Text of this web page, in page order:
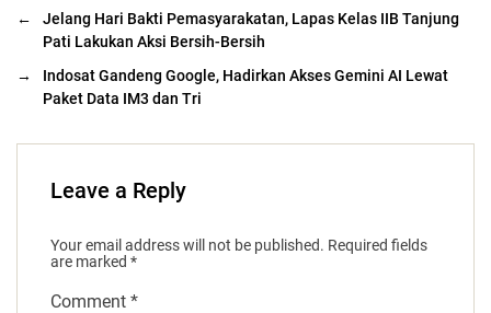
←
Jelang Hari Bakti Pemasyarakatan, Lapas Kelas IIB Tanjung
Pati Lakukan Aksi Bersih-Bersih
→
Indosat Gandeng Google, Hadirkan Akses Gemini AI Lewat
Paket Data IM3 dan Tri
Leave a Reply
Your email address will not be published. Required fields
are marked *
Comment *